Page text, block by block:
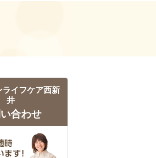
ライフケア西新
井
合わせ